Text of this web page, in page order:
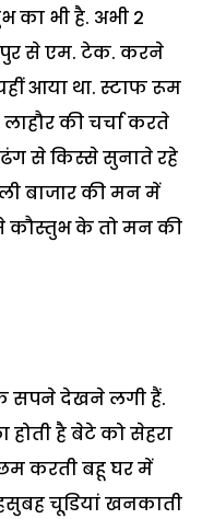
भी है. अभी 2
से एम. टेक. करने
आया था. स्टाफ रूम
की चर्चा करते
से किस्से सुनाते रहे
बाजार की मन में
कौस्तुभ के तो मन की
सपने देखने लगी हैं.
होती है बेटे को सेहरा
करती बहू घर में
चूडि़यां खनकाती